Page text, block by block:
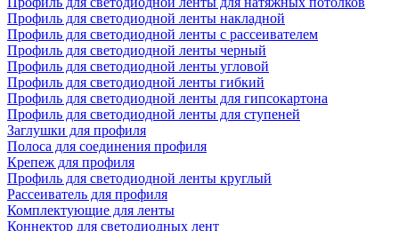
Профиль для светодиодной ленты накладной
Профиль для светодиодной ленты с рассеивателем
Профиль для светодиодной ленты черный
Профиль для светодиодной ленты угловой
Профиль для светодиодной ленты гибкий
Профиль для светодиодной ленты для гипсокартона
Профиль для светодиодной ленты для ступеней
Заглушки для профиля
Полоса для соединения профиля
Крепеж для профиля
Профиль для светодиодной ленты круглый
Рассеиватель для профиля
Комплектующие для ленты
Коннектор для светодиодных лент